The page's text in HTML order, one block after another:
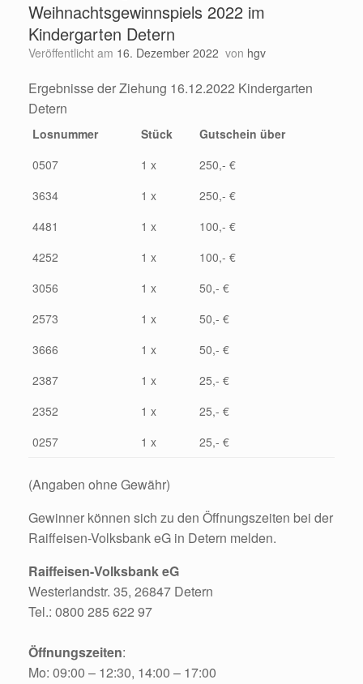
Weihnachtsgewinnspiels 2022 im
Kindergarten Detern
Veröffentlicht am 16. Dezember 2022 von hgv
Ergebnisse der Ziehung 16.12.2022 Kindergarten
Detern
Losnummer Stück
Gutschein über
0507
1 x
250,- €
3634
1 x
250,- €
4481
1 x
100,- €
4252
1 x
100,- €
3056
1 x
50,- €
2573
1 x
50,- €
3666
1 x
50,- €
2387
1 x
25,- €
2352
1 x
25,- €
0257
1 x 25,- €
(Angaben ohne Gewähr)
Gewinner können sich zu den Öffnungszeiten bei der
Raiffeisen-Volksbank eG in Detern melden.
Raiffeisen-Volksbank eG
Westerlandstr. 35, 26847 Detern
Tel.: 0800 285 622 97
Öffnungszeiten:
Mo: 09:00 – 12:30, 14:00 – 17:00